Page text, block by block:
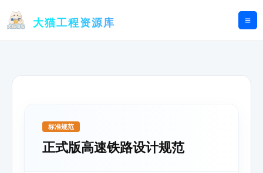
大猫工程资源库
标准规范
正式版高速铁路设计规范